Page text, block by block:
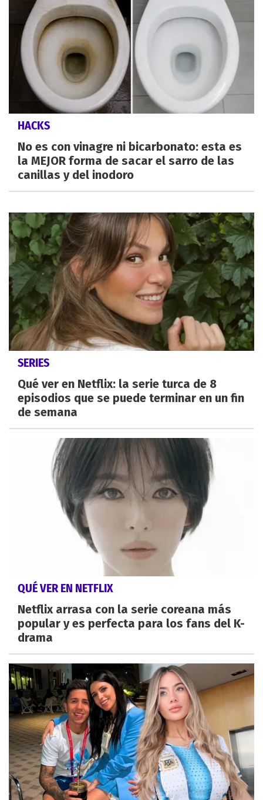
HACKS
No es con vinagre ni bicarbonato: esta es
la MEJOR forma de sacar el sarro de las
canillas y del inodoro
SERIES
Qué ver en Netflix: la serie turca de 8
episodios que se puede terminar en un fin
de semana
QUÉ VER EN NETFLIX
Netflix arrasa con la serie coreana más
popular y es perfecta para los fans del K-
drama